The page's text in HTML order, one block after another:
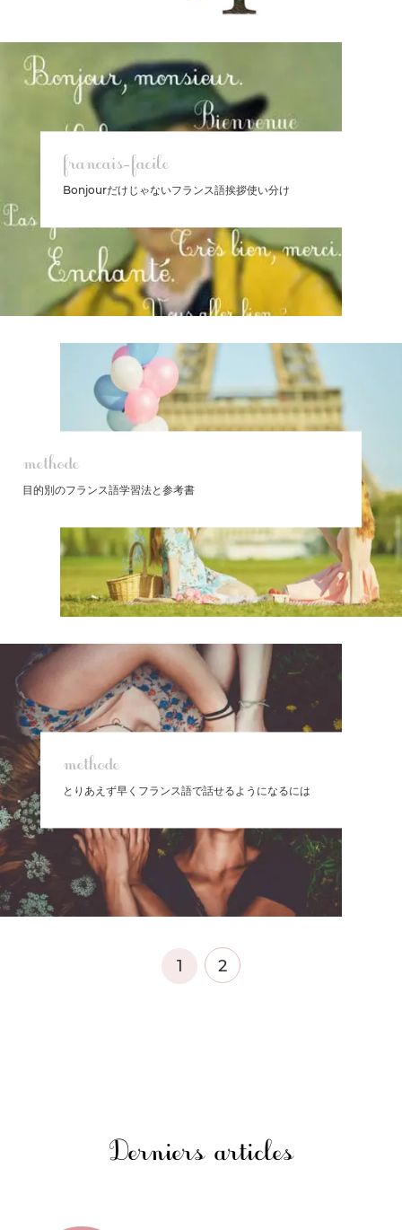
francais-facile
Bonjourだけじゃないフランス語挨拶使い分け
methode
目的別のフランス語学習法と参考書
methode
とりあえず早くフランス語で話せるようになるには
1 2
Derniers articles